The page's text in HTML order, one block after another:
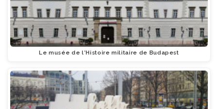
Le musée de l'Histoire militaire de Budapest